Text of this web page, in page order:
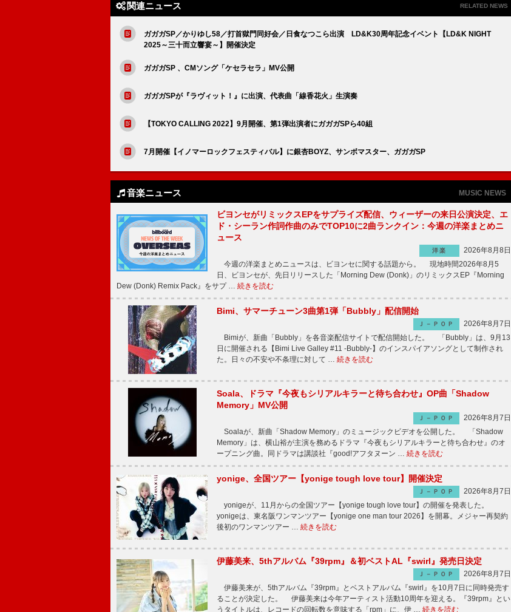
関連ニュース RELATED NEWS
ガガガSP／かりゆし58／打首獄門同好会／日食なつこら出演 LD&K30周年記念イベント【LD&K NIGHT
2025～三十而立響宴～】開催決定
ガガガSP 、CMソング「ケセラセラ」MV公開
ガガガSPが『ラヴィット！』に出演、代表曲「線香花火」生演奏
【TOKYO CALLING 2022】9月開催、第1弾出演者にガガガSPら40組
7月開催【イノマーロックフェスティバル】に銀杏BOYZ、サンボマスター、ガガガSP
音楽ニュース MUSIC NEWS
ビヨンセがリミックスEPをサプライズ配信、ウィーザーの来日公演決定、エ
ド・シーラン作詞作曲のみでTOP10に2曲ランクイン：今週の洋楽まとめニ
ュース
洋楽
2026年8月8日
今週の洋楽まとめニュースは、ビヨンセに関する話題から。 現地時間2026年8月5
日、ビヨンセが、先日リリースした「Morning Dew (Donk)」のリミックスEP『Morning
Dew (Donk) Remix Pack』をサプ … 続きを読む
Bimi、サマーチューン3曲第1弾「Bubbly」配信開始
Ｊ－ＰＯＰ
2026年8月7日
Bimiが、新曲「Bubbly」を各音楽配信サイトで配信開始した。 「Bubbly」は、9月13
日に開催される【Bimi Live Galley #11 -Bubbly-】のインスパイアソングとして制作され
た。日々の不安や不条理に対して … 続きを読む
Soala、ドラマ『今夜もシリアルキラーと待ち合わせ』OP曲「Shadow
Memory」MV公開
Ｊ－ＰＯＰ
2026年8月7日
Soalaが、新曲「Shadow Memory」のミュージックビデオを公開した。 「Shadow
Memory」は、横山裕が主演を務めるドラマ『今夜もシリアルキラーと待ち合わせ』のオ
ープニング曲。同ドラマは講談社『good!アフタヌーン … 続きを読む
yonige、全国ツアー【yonige tough love tour】開催決定
Ｊ－ＰＯＰ
2026年8月7日
yonigeが、11月からの全国ツアー【yonige tough love tour】の開催を発表した。
yonigeは、東名阪ワンマンツアー【yonige one man tour 2026】を開幕。メジャー再契約
後初のワンマンツアー … 続きを読む
伊藤美来、5thアルバム『39rpm』＆初ベストAL『swirl』発売日決定
Ｊ－ＰＯＰ
2026年8月7日
伊藤美来が、5thアルバム『39rpm』とベストアルバム『swirl』を10月7日に同時発売す
ることが決定した。 伊藤美来は今年アーティスト活動10周年を迎える。『39rpm』とい
うタイトルは、レコードの回転数を意味する「rpm」に、伊 … 続きを読む